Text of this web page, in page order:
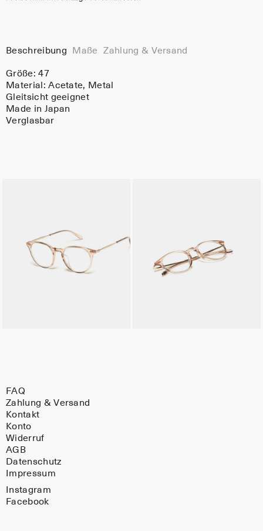
Beschreibung Maße Zahlung & Versand
Größe: 47
Material:Acetate, Metal
Gleitsicht geeignet
Made in Japan
Verglasbar
FAQ
Zahlung & Versand
Kontakt
Konto
Widerruf
AGB
Datenschutz
Impressum
Instagram
Facebook